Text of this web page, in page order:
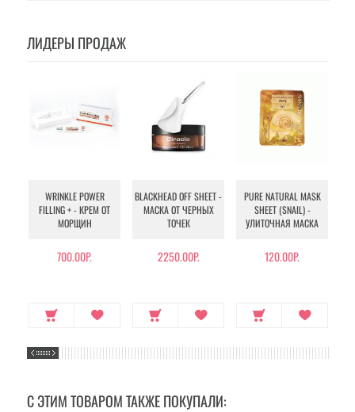
ЛИДЕРЫ ПРОДАЖ
WRINKLE POWER
FILLING + - КРЕМ ОТ
МОРЩИН
700.00Р.
BLACKHEAD OFF SHEET -
МАСКА ОТ ЧЕРНЫХ
ТОЧЕК
2250.00Р.
PURE NATURAL MASK
SHEET (SNAIL) -
УЛИТОЧНАЯ МАСКА
120.00Р.
С ЭТИМ ТОВАРОМ ТАКЖЕ ПОКУПАЛИ: